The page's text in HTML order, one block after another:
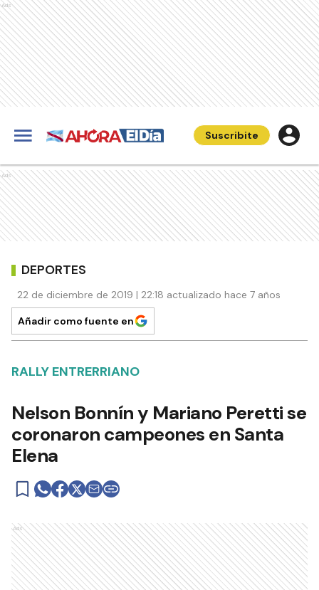
Ads
Suscribite
Ads
DEPORTES
22 de diciembre de 2019 | 22:18 actualizado hace 7 años
Añadir como fuente en
RALLY ENTRERRIANO
Nelson Bonnín y Mariano Peretti se
coronaron campeones en Santa
Elena
Ads